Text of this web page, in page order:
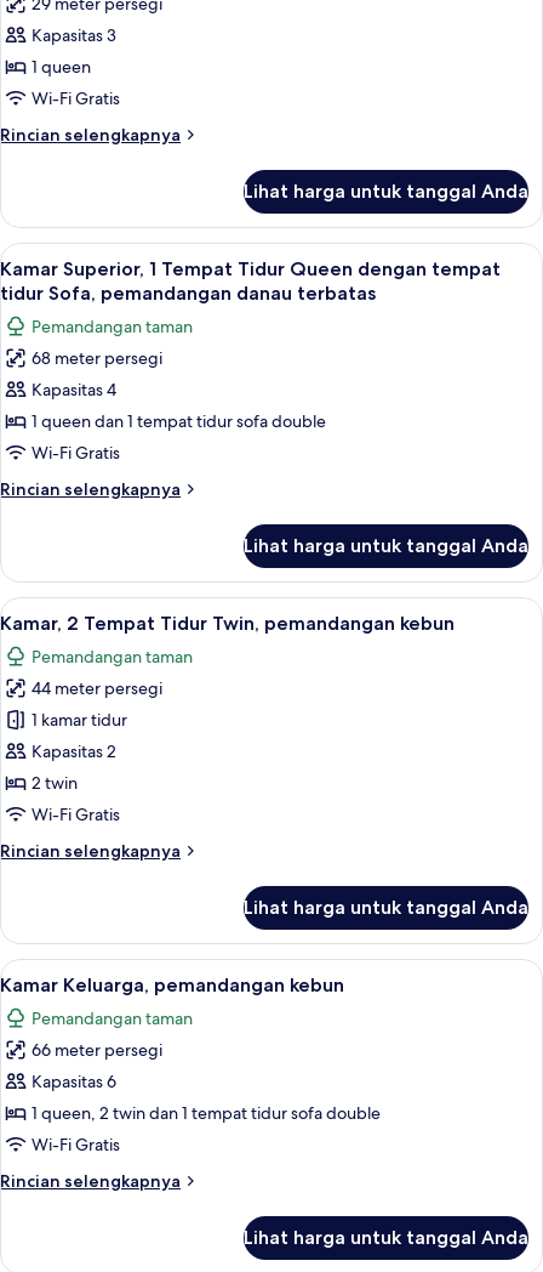
Kamar,
1
Tempat
Tidur
Queen,
teras,
dasar
(Pet
friendly)
Kapasitas 3
1 queen
Wi-Fi Gratis
Rincian selengkapnya
Rincian
Kamar,
Tempat
Tidur
teras,
lantai
dasar
(Pet
friendly)
Lihat harga untuk tanggal Anda
Lihat
semua
foto
untuk
Kamar
Superior,
1
Tempat
Tidur
Queen
tempat
tidur
Sofa,
pemandangan
danau
terbatas
Kamar Superior, 1 Tempat Tidur
10
Kamar Superior, 1 Tempat Tidur Queen dengan tempat
tidur Sofa, pemandangan danau terbatas
Pemandangan taman
68 meter persegi
Kapasitas 4
1 queen dan 1 tempat tidur sofa double
Wi-Fi Gratis
Rincian selengkapnya
Rincian
Kamar
Superior,
1
Tidur
Queen
dengan
tempat
tidur
Sofa,
pemandangan
danau
Lihat harga untuk tanggal Anda
Lihat
semua
foto
untuk
Kamar,
2
Tempat
Tidur
pemandangan
Kamar, 2 Tempat Tidur Twin,
10
Kamar, 2 Tempat Tidur Twin, pemandangan kebun
Pemandangan taman
44 meter persegi
1 kamar tidur
Kapasitas 2
2 twin
Wi-Fi Gratis
Rincian selengkapnya
Rincian
Kamar,
Tempat
Twin,
pemandangan
Lihat harga untuk tanggal Anda
Lihat
semua
foto
untuk
Kamar
Keluarga,
pemandangan
Kamar Keluarga, pemandangan
13
Kamar Keluarga, pemandangan kebun
Pemandangan taman
66 meter persegi
Kapasitas 6
1 queen, 2 twin dan 1 tempat tidur sofa double
Wi-Fi Gratis
Rincian selengkapnya
Rincian
Kamar
Lihat harga untuk tanggal Anda